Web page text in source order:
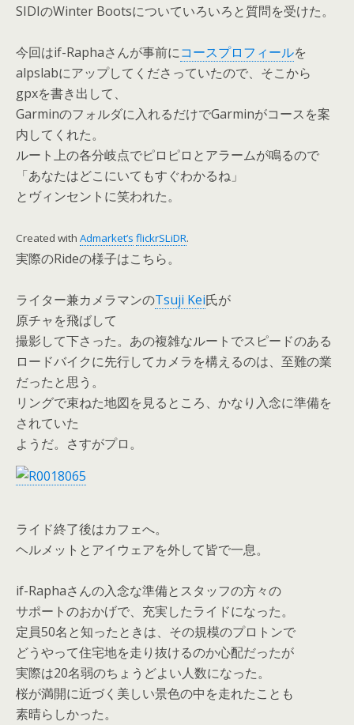
SIDIのWinter Bootsについていろいろと質問を受けた。
今回はif-Raphaさんが事前にコースプロフィールを
alpslabにアップしてくださっていたので、そこから
gpxを書き出して、
Garminのフォルダに入れるだけでGarminがコースを案
内してくれた。
ルート上の各分岐点でピロピロとアラームが鳴るので
「あなたはどこにいてもすぐわかるね」
とヴィンセントに笑われた。
Created with Admarket’s flickrSLiDR.
実際のRideの様子はこちら。
ライター兼カメラマンのTsuji Kei氏が
原チャを飛ばして
撮影して下さった。あの複雑なルートでスピードのある
ロードバイクに先行してカメラを構えるのは、至難の業
だったと思う。
リングで束ねた地図を見るところ、かなり入念に準備を
されていた
ようだ。さすがプロ。
ライド終了後はカフェへ。
ヘルメットとアイウェアを外して皆で一息。
if-Raphaさんの入念な準備とスタッフの方々の
サポートのおかげで、充実したライドになった。
定員50名と知ったときは、その規模のプロトンで
どうやって住宅地を走り抜けるのか心配だったが
実際は20名弱のちょうどよい人数になった。
桜が満開に近づく美しい景色の中を走れたことも
素晴らしかった。